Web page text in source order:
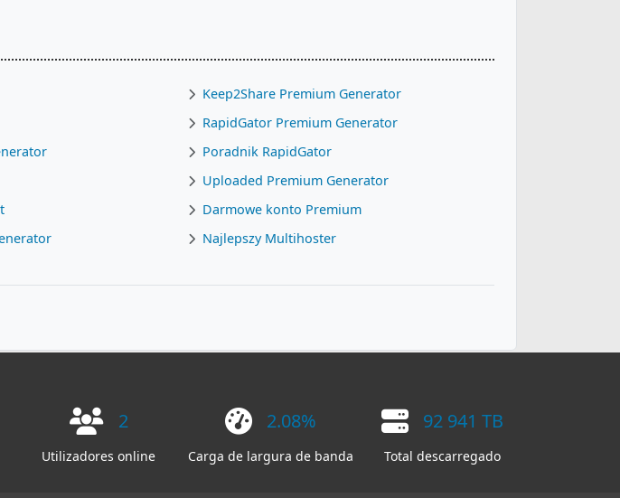
Keep2Share Premium Generator
RapidGator Premium Generator
Poradnik RapidGator
Uploaded Premium Generator
Darmowe konto Premium
Najlepszy Multihoster
2
Utilizadores online
2.08%
Carga de largura de banda
92 941 TB
Total descarregado